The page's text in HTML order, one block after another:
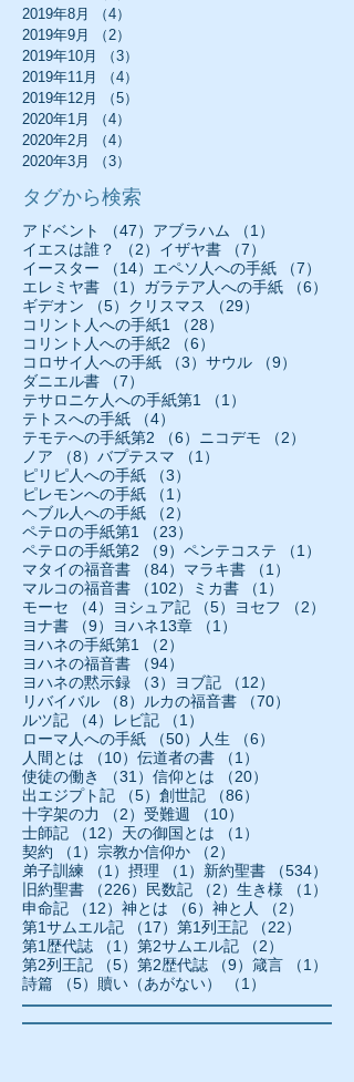
2019年8月
（4）
2019年9月
（2）
2019年10月
（3）
2019年11月
（4）
2019年12月
（5）
2020年1月
（4）
2020年2月
（4）
2020年3月
（3）
タグから検索
アドベント （47） 47件の記事
アブラハム （1）
イエスは誰？
（2） 2件の記事
イザヤ書 （7）
イースター
（14） 14件の記事
エペソ人への手紙 （7）
エレミヤ書
（1） 1件の記事
ガラテア人への手紙 （6）
ギデオン
（5） 5件の記事
クリスマス （29）
コリント人への手紙1
（28）
コリント人への手紙2
（6）
コロサイ人への手紙
（3） 3件の記事
サウル （9）
ダニエル書
（7）
テサロニケ人への手紙第1
（1）
テトスへの手紙
（4）
テモテへの手紙第2
（6） 6件の記事
ニコデモ （2）
ノア
（8） 8件の記事
バプテスマ （1）
ピリピ人への手紙
（3）
ピレモンへの手紙
（1）
ヘブル人への手紙
（2）
ペテロの手紙第1
（23）
ペテロの手紙第2
（9） 9件の記事
ペンテコステ （1）
マタイの福音書
（84） 84件の記事
マラキ書 （1）
マルコの福音書
（102） 102件の記事
ミカ書 （1）
モーセ
（4） 4件の記事
ヨシュア記 （5） 5件の記事
ヨセフ （2）
ヨナ書
（9） 9件の記事
ヨハネ13章 （1）
ヨハネの手紙第1
（2）
ヨハネの福音書
（94）
ヨハネの黙示録
（3） 3件の記事
ヨブ記 （12）
リバイバル
（8） 8件の記事
ルカの福音書 （70）
ルツ記
（4） 4件の記事
レビ記 （1）
ローマ人への手紙
（50） 50件の記事
人生 （6）
人間とは
（10） 10件の記事
伝道者の書 （1）
使徒の働き
（31） 31件の記事
信仰とは （20）
出エジプト記
（5） 5件の記事
創世記 （86）
十字架の力
（2） 2件の記事
受難週 （10）
士師記
（12） 12件の記事
天の御国とは （1）
契約
（1） 1件の記事
宗教か信仰か （2）
弟子訓練
（1） 1件の記事
摂理 （1） 1件の記事
新約聖書 （534）
旧約聖書
（226） 226件の記事
民数記 （2） 2件の記事
生き様 （1）
申命記
（12） 12件の記事
神とは （6） 6件の記事
神と人 （2）
第1サムエル記
（17） 17件の記事
第1列王記 （22）
第1歴代誌
（1） 1件の記事
第2サムエル記 （2）
第2列王記
（5） 5件の記事
第2歴代誌 （9） 9件の記事
箴言 （1）
詩篇
（5） 5件の記事
贖い（あがない） （1）